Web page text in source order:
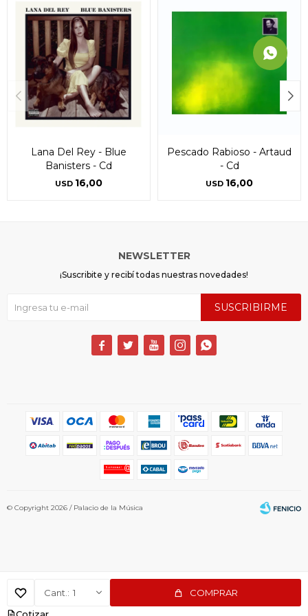
1
COMPRAR
Lana Del Rey - Blue
Banisters - Cd
USD 16,00
Pescado Rabioso - Artaud
- Cd
USD 16,00
NEWSLETTER
¡Suscribite y recibí todas nuestras novedades!
SUSCRIBIRME
    
© Copyright 2026 / Palacio de la Música